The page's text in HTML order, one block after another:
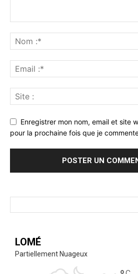
Enregistrer mon nom, email et site
pour la prochaine fois que je
LOMÉ
Partiellement Nuageux